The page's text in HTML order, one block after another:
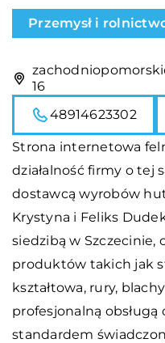
Przemysł i
16
48914623302
Strona internetowa
działalność firmy o tej
dostawcą wyrobów
Krystyna i Feliks
siedzibą w
produktów takich jak
kształtowa, rury,
profesjonalną obsługą
standardem